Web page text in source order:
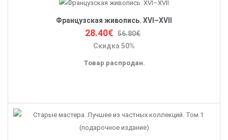
Французская живопись. XVI–XVII
28.40€ 56.80€
Скидка 50%
Товар распродан.